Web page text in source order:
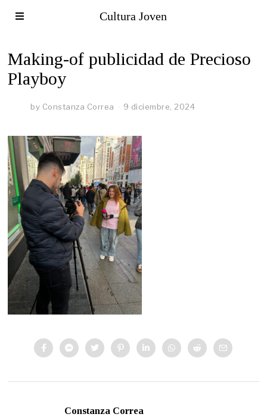
Cultura Joven
Making-of publicidad de Precioso
Playboy
by Constanza Correa 9 diciembre, 2024
Constanza Correa